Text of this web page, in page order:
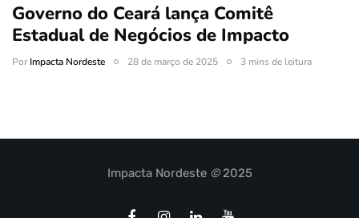
Governo do Ceará lança Comitê
Estadual de Negócios de Impacto
PorImpacta Nordeste 28 de março de 2025 3 mins de leitura
Impacta Nordeste © 2025